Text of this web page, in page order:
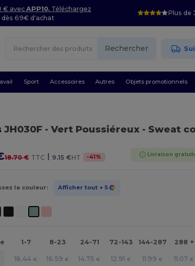
€ avecAPP10. Téléchargez
dès 69€ d'achat
Plus de
Rechercher
Sport Accessoires Autres Objets promotionnels
JH030F - Vert Poussiéreux- Sweat
18.70 € TTC | 9.15 €HT -41% Livraison
la couleur: Afficher tout + 5
1-7 8-23 24-71 72-143 144-287 288 +
18.44 € 16.59 € 14.75 € 12.91 € 11.99 € 11.07 €